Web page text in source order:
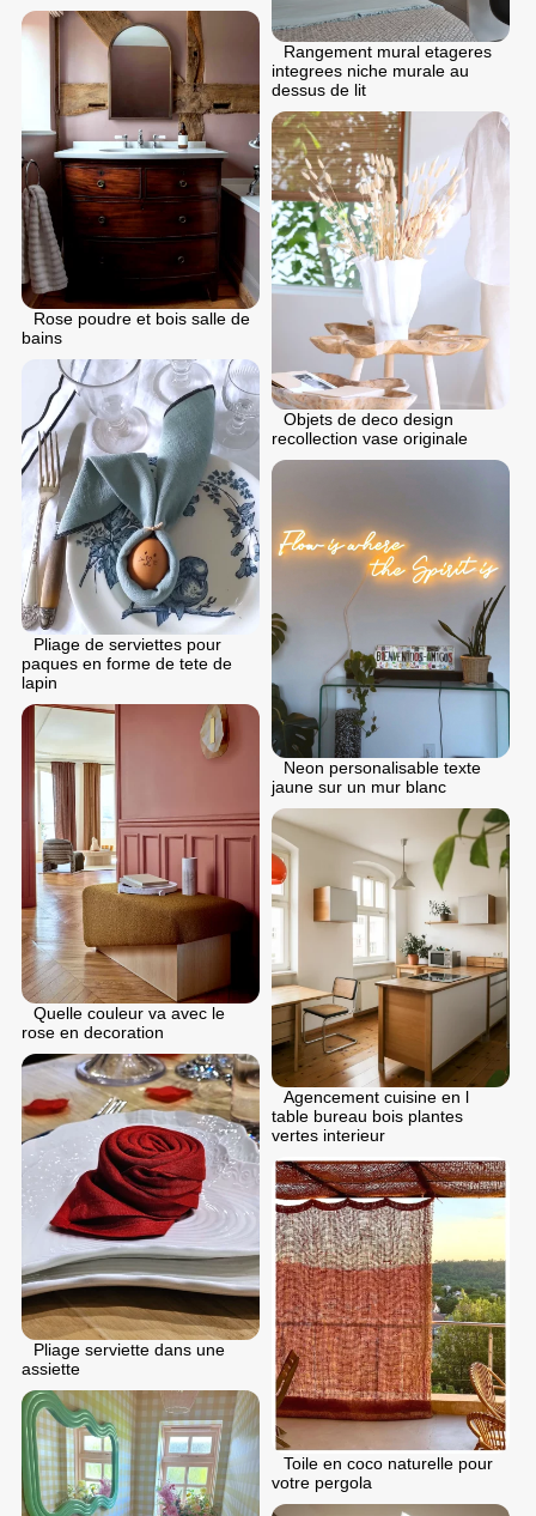
Rangement mural etageres
integrees niche murale au
dessus de lit
Rose poudre et bois salle de
bains
Objets de deco design
recollection vase originale
Pliage de serviettes pour
paques en forme de tete de
lapin
Neon personalisable texte
jaune sur un mur blanc
Quelle couleur va avec le
rose en decoration
Agencement cuisine en l
table bureau bois plantes
vertes interieur
Pliage serviette dans une
assiette
Toile en coco naturelle pour
votre pergola